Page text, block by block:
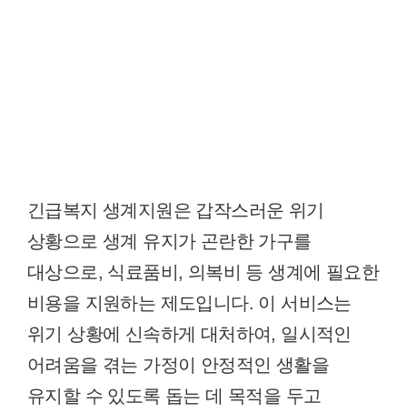
긴급복지 생계지원은 갑작스러운 위기
상황으로 생계 유지가 곤란한 가구를
대상으로, 식료품비, 의복비 등 생계에 필요한
비용을 지원하는 제도입니다. 이 서비스는
위기 상황에 신속하게 대처하여, 일시적인
어려움을 겪는 가정이 안정적인 생활을
유지할 수 있도록 돕는 데 목적을 두고